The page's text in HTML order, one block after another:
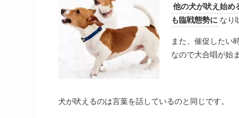
他の犬が吠え始め
も臨戦態勢に なり
また、催促したい
なので大合唱が始
犬が吠えるのは言葉を話しているのと同じです。